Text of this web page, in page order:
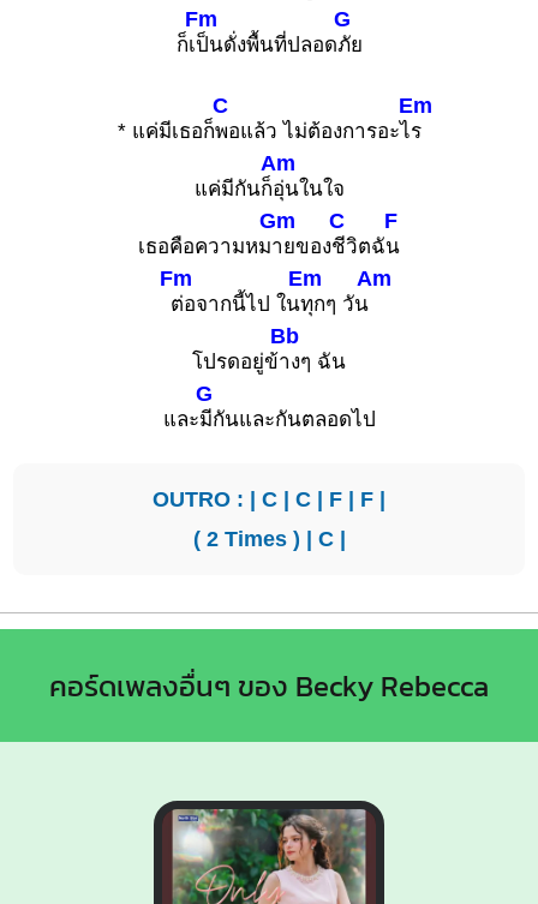
ก็เ
Fm
ป็นดั่งพื้นที่ปลอด
G
ภัย
* แค่มีเธอก็
C
พอแล้ว ไม่ต้องการอะไ
Em
ร
แค่มีกันก็
Am
อุ่นในใจ
เธอคือความหม
Gm
ายของ
C
ชีวิตฉั
F
น
Fm
ต่อจากนี้ไป ใน
Em
ทุกๆ วัน
Am
โปรดอยู่ข้
Bb
างๆ ฉัน
และ
G
มีกันและกันตลอดไป
OUTRO : | C | C | F | F |
( 2 Times ) | C|
คอร์ดเพลงอื่นๆ ของ Becky Rebecca